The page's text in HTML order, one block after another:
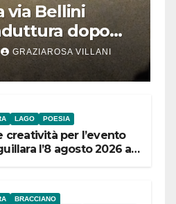
via Bellini
dopo
IdD
GRAZIAROSA VILLANI
LAGO POESIA
creatività per l’evento
l’8 agosto 2026 al
BRACCIANO